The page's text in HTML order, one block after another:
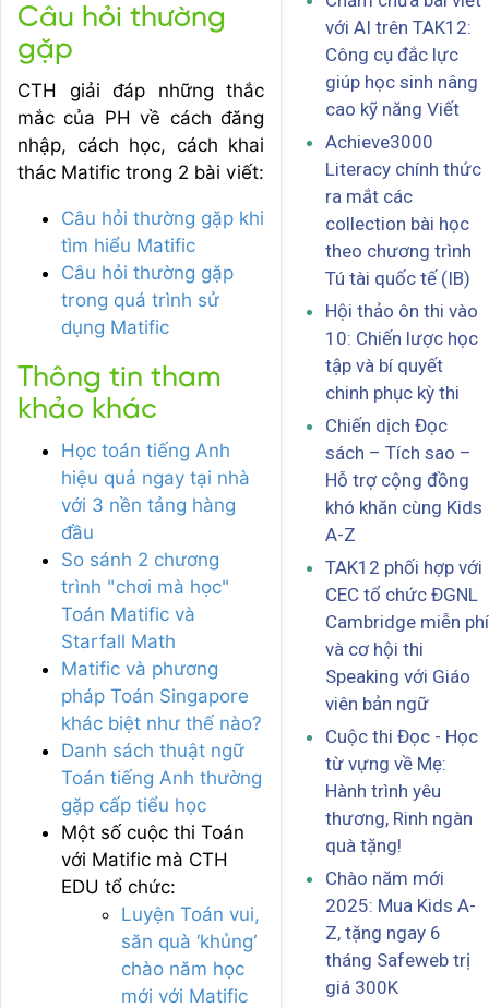
Câu hỏi thường
gặp
CTH giải đáp những thắc
mắc của PH về cách đăng
nhập, cách học, cách khai
thác Matific trong 2 bài viết:
Câu hỏi thường gặp khi
tìm hiểu Matific
Câu hỏi thường gặp
trong quá trình sử
dụng Matific
Thông tin tham
khảo khác
Học toán tiếng Anh
hiệu quả ngay tại nhà
với 3 nền tảng hàng
đầu
So sánh 2 chương
trình "chơi mà học"
Toán Matific và
Starfall Math
Matific và phương
pháp Toán Singapore
khác biệt như thế nào?
Danh sách thuật ngữ
Toán tiếng Anh thường
gặp cấp tiểu học
Một số cuộc thi Toán
với Matific mà CTH
EDU tổ chức:
Luyện Toán vui,
săn quà ‘khủng’
chào năm học
mới với Matific
với AI trên TAK12:
Công cụ đắc lực
giúp học sinh nâng
cao kỹ năng Viết
Achieve3000
Literacy chính thức
ra mắt các
collection bài học
theo chương trình
Tú tài quốc tế (IB)
Hội thảo ôn thi vào
10: Chiến lược học
tập và bí quyết
chinh phục kỳ thi
Chiến dịch Đọc
sách – Tích sao –
Hỗ trợ cộng đồng
khó khăn cùng Kids
A-Z
TAK12 phối hợp với
CEC tổ chức ĐGNL
Cambridge miễn phí
và cơ hội thi
Speaking với Giáo
viên bản ngữ
Cuộc thi Đọc - Học
từ vựng về Mẹ:
Hành trình yêu
thương, Rinh ngàn
quà tặng!
Chào năm mới
2025: Mua Kids A-
Z, tặng ngay 6
tháng Safeweb trị
giá 300K